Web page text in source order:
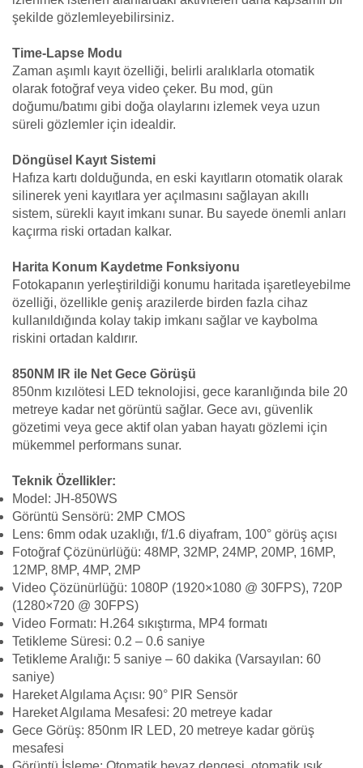
şekilde gözlemleyebilirsiniz.
Time-Lapse Modu
Zaman aşımlı kayıt özelliği, belirli aralıklarla otomatik
olarak fotoğraf veya video çeker. Bu mod, gün
doğumu/batımı gibi doğa olaylarını izlemek veya uzun
süreli gözlemler için idealdir.
Döngüsel Kayıt Sistemi
Hafıza kartı dolduğunda, en eski kayıtların otomatik olarak
silinerek yeni kayıtlara yer açılmasını sağlayan akıllı
sistem, sürekli kayıt imkanı sunar. Bu sayede önemli anları
kaçırma riski ortadan kalkar.
Harita Konum Kaydetme Fonksiyonu
Fotokapanın yerleştirildiği konumu haritada işaretleyebilme
özelliği, özellikle geniş arazilerde birden fazla cihaz
kullanıldığında kolay takip imkanı sağlar ve kaybolma
riskini ortadan kaldırır.
850NM IR ile Net Gece Görüşü
850nm kızılötesi LED teknolojisi, gece karanlığında bile 20
metreye kadar net görüntü sağlar. Gece avı, güvenlik
gözetimi veya gece aktif olan yaban hayatı gözlemi için
mükemmel performans sunar.
Teknik Özellikler:
Model: JH-850WS
Görüntü Sensörü: 2MP CMOS
Lens: 6mm odak uzaklığı, f/1.6 diyafram, 100° görüş açısı
Fotoğraf Çözünürlüğü: 48MP, 32MP, 24MP, 20MP, 16MP,
12MP, 8MP, 4MP, 2MP
Video Çözünürlüğü: 1080P (1920×1080 @ 30FPS), 720P
(1280×720 @ 30FPS)
Video Formatı: H.264 sıkıştırma, MP4 formatı
Tetikleme Süresi: 0.2 – 0.6 saniye
Tetikleme Aralığı: 5 saniye – 60 dakika (Varsayılan: 60
saniye)
Hareket Algılama Açısı: 90° PIR Sensör
Hareket Algılama Mesafesi: 20 metreye kadar
Gece Görüş: 850nm IR LED, 20 metreye kadar görüş
mesafesi